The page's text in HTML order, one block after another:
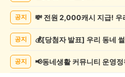
글
공지
공지
공지 📢동네생활 커뮤니티 운영